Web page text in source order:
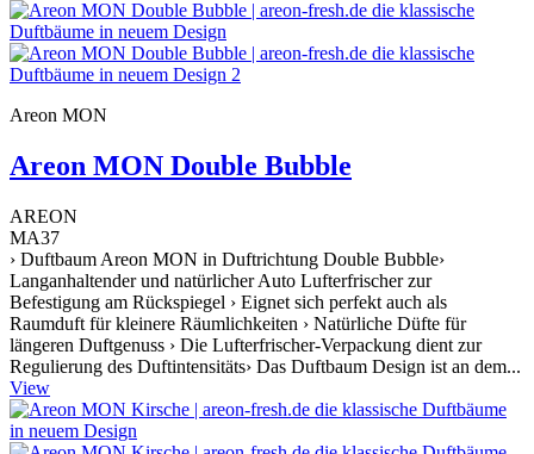
Areon MON
Areon MON Double Bubble
AREON
MA37
› Duftbaum Areon MON in Duftrichtung Double Bubble›
Langanhaltender und natürlicher Auto Lufterfrischer zur
Befestigung am Rückspiegel › Eignet sich perfekt auch als
Raumduft für kleinere Räumlichkeiten › Natürliche Düfte für
längeren Duftgenuss › Die Lufterfrischer-Verpackung dient zur
Regulierung des Duftintensitäts› Das Duftbaum Design ist an dem...
View